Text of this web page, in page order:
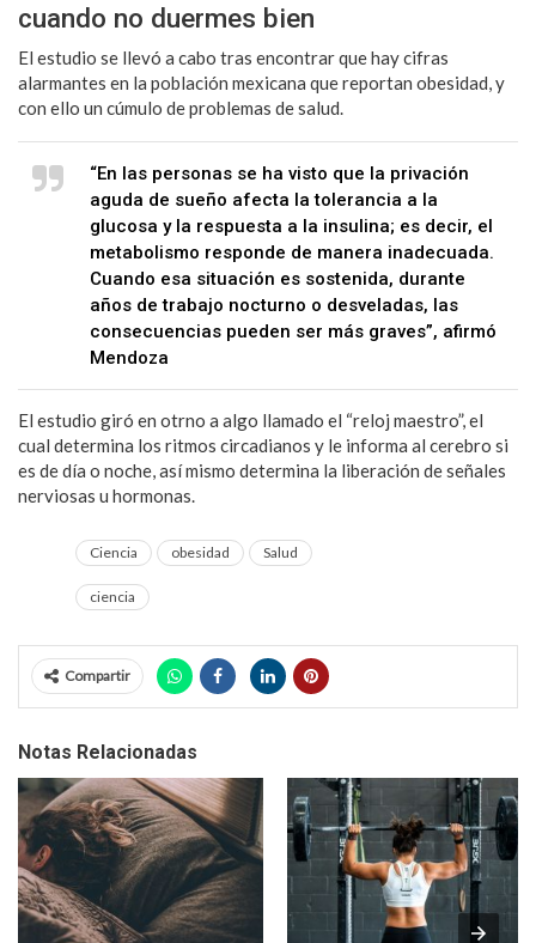
cuando no duermes bien
El estudio se llevó a cabo tras encontrar que hay cifras
alarmantes en la población mexicana que reportan obesidad, y
con ello un cúmulo de problemas de salud.
“En las personas se ha visto que la privación
aguda de sueño afecta la tolerancia a la
glucosa y la respuesta a la insulina; es decir, el
metabolismo responde de manera inadecuada.
Cuando esa situación es sostenida, durante
años de trabajo nocturno o desveladas, las
consecuencias pueden ser más graves”, afirmó
Mendoza
El estudio giró en otrno a algo llamado el “reloj maestro”, el
cual determina los ritmos circadianos y le informa al cerebro si
es de día o noche, así mismo determina la liberación de señales
nerviosas u hormonas.
Ciencia obesidad Salud
ciencia
Compartir
Notas Relacionadas